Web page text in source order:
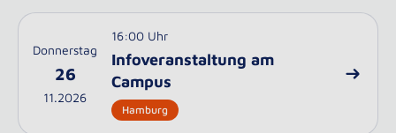
Donnerstag
26
11.2026
16:00 Uhr
Infoveranstaltung am
Campus
Hamburg